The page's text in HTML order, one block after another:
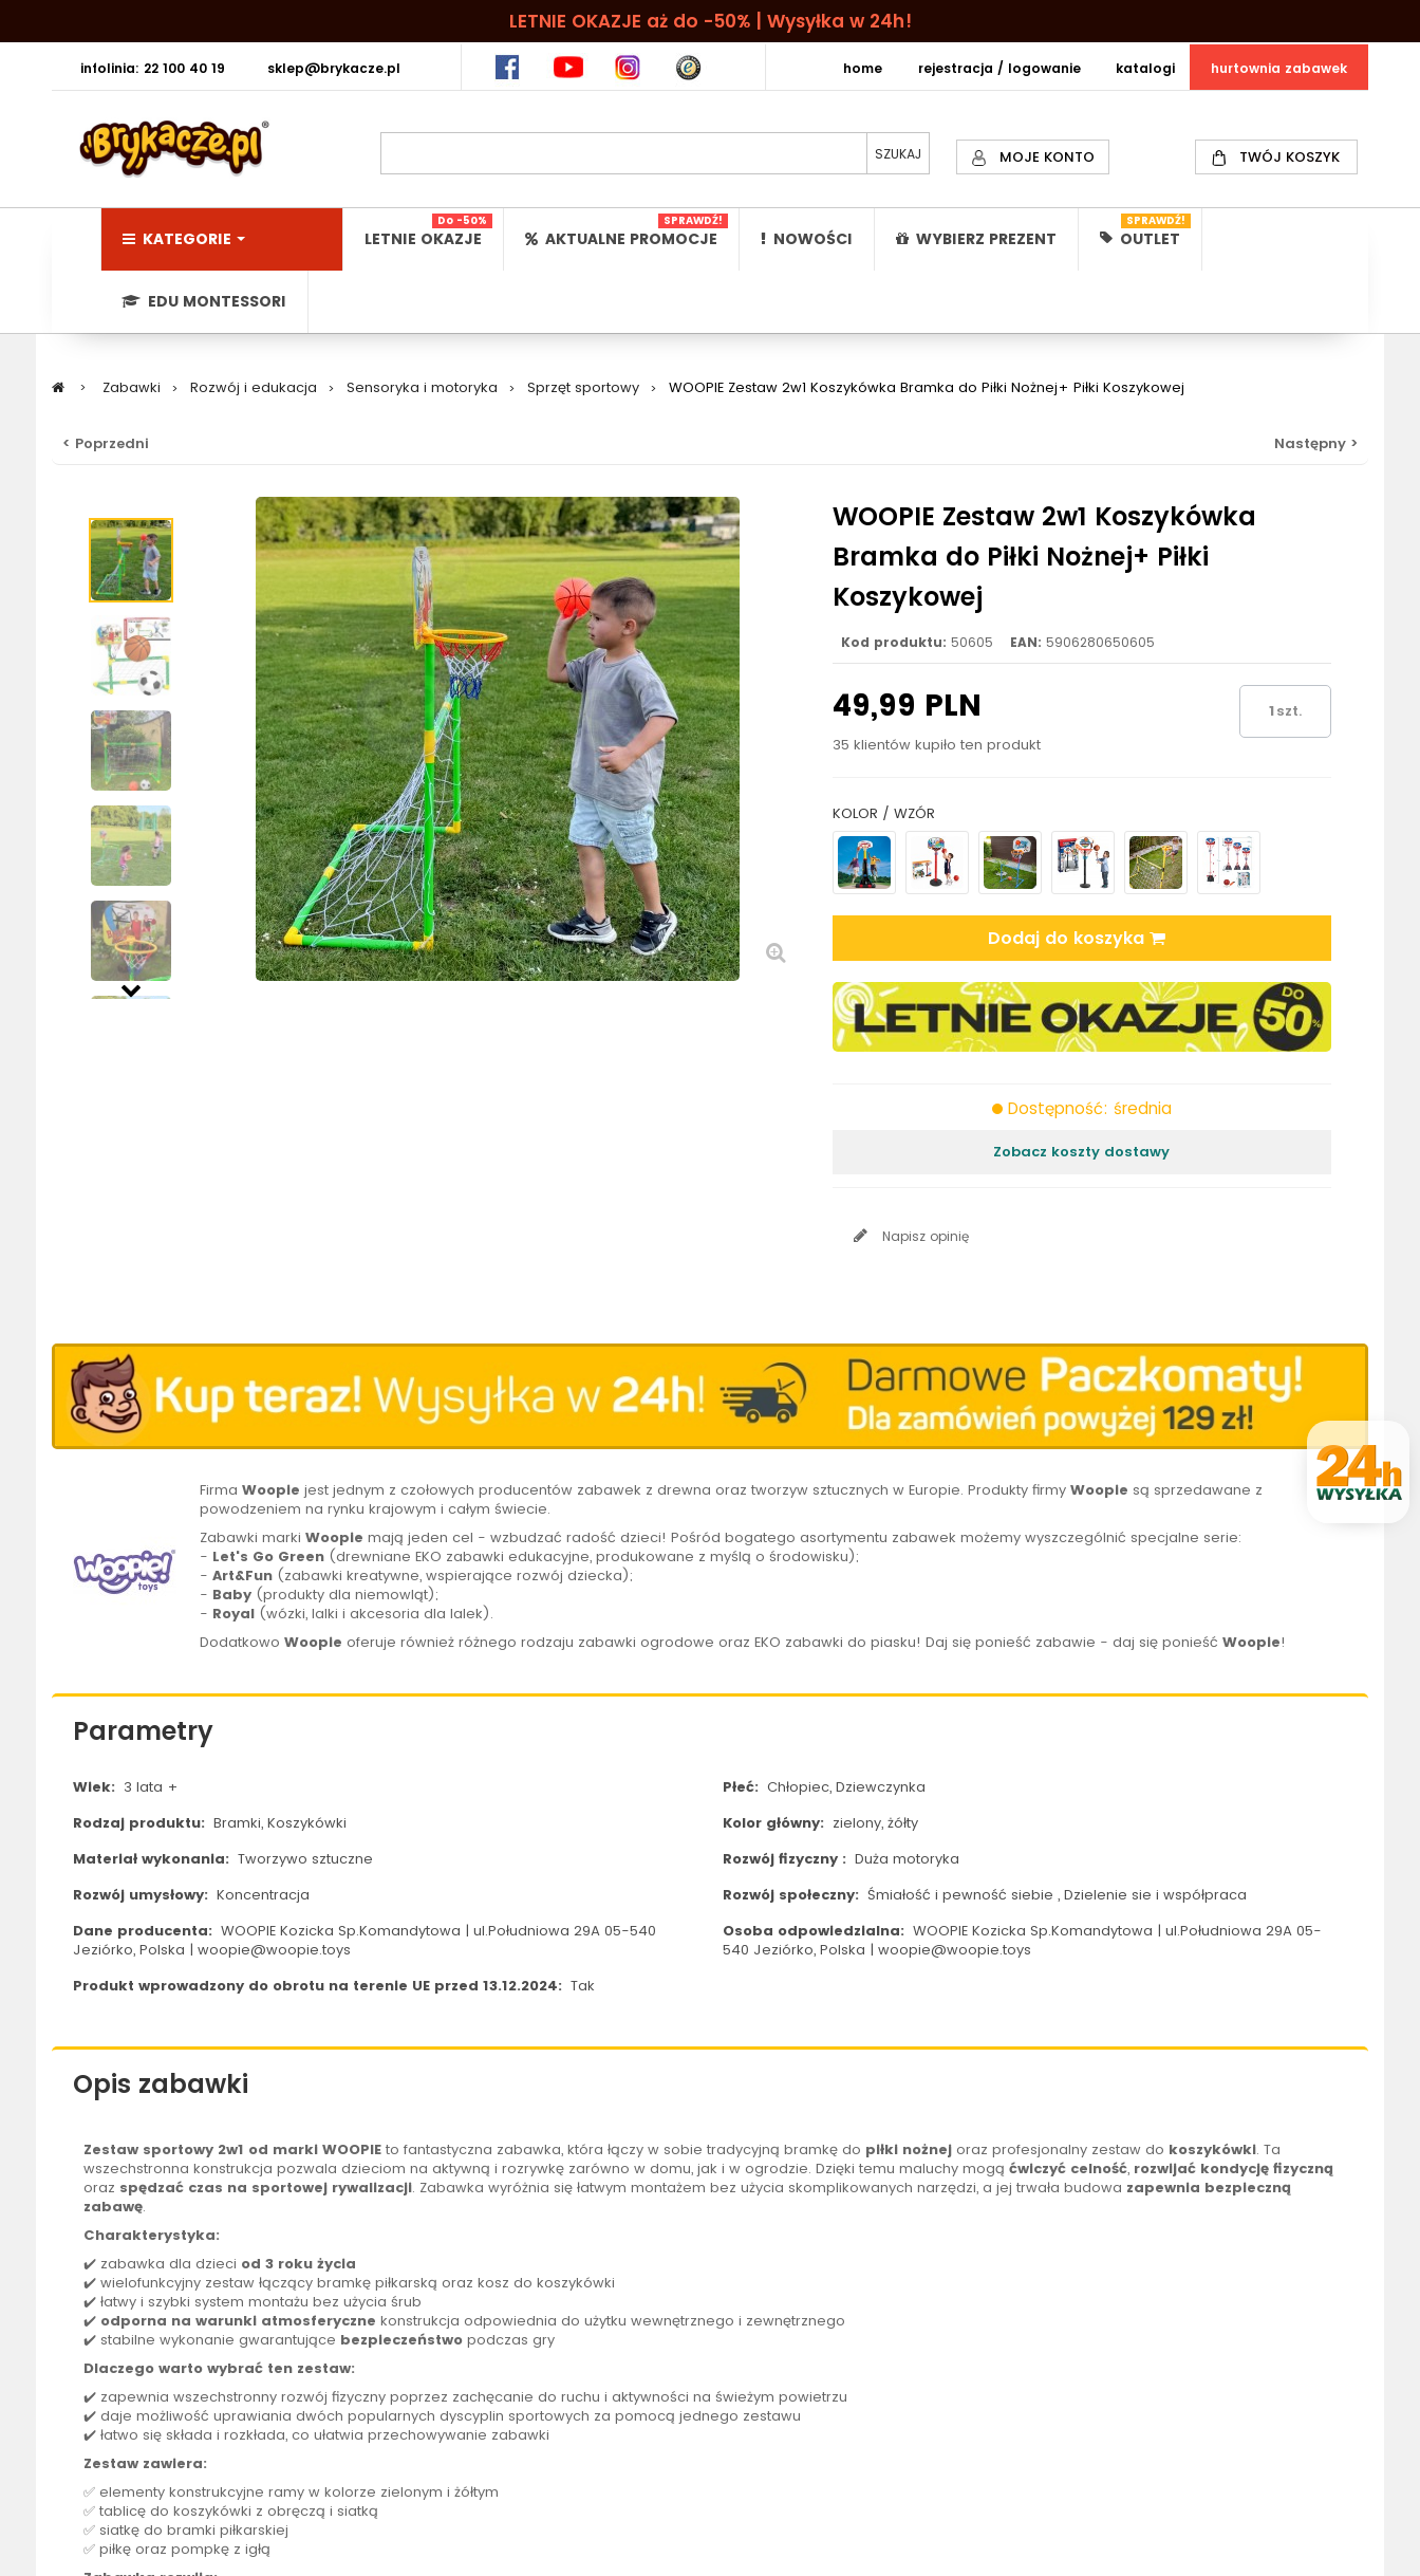
LETNIE OKAZJE aż do -50% | Wysyłka w 24h!
infolinia: 22 100 40 19 sklep@brykacze.pl hurtownia zabawek
katalogi
rejestracja / logowanie
home
MOJE KONTO TWÓJ KOSZYK
KATEGORIE LETNIE OKAZJE
Do -50%
AKTUALNE PROMOCJE
SPRAWDŹ!
NOWOŚCI WYBIERZ PREZENT OUTLET
SPRAWDŹ!
EDU MONTESSORI
> Zabawki > Rozwój i edukacja > Sensoryka i motoryka > Sprzęt sportowy > WOOPIE Zestaw 2w1 Koszykówka Bramka do Piłki Nożnej+ Piłki Koszykowej
< Poprzedni Następny >
WOOPIE Zestaw 2w1 Koszykówka
Bramka do Piłki Nożnej+ Piłki
Koszykowej
Kod produktu: 50605 EAN: 5906280650605
49,99 PLN
35 klientów kupiło ten produkt
szt.
KOLOR / WZÓR
Dodaj do koszyka
Dostępność: średnia
Zobacz koszty dostawy
Napisz opinię
FirmaWoopiejest jednym z czołowych producentów zabawek z drewna oraz tworzyw sztucznych w Europie. Produkty firmyWoopie są sprzedawane z
powodzeniem na rynku krajowym i całym świecie.
Zabawki markiWoopie mają jeden cel - wzbudzać radość dzieci! Pośród bogatego asortymentu zabawek możemy wyszczególnić specjalne serie:
- Let's Go Green (drewniane EKO zabawki edukacyjne, produkowane z myślą o środowisku);
-Art&Fun (zabawki kreatywne, wspierające rozwój dziecka);
- Baby (produkty dla niemowląt);
- Royal (wózki, lalki i akcesoria dla lalek).
DodatkowoWoopie oferuje również różnego rodzaju zabawki ogrodowe oraz EKO zabawki do piasku! Daj się ponieść zabawie - daj się ponieśćWoopie!
Parametry
Wiek: 3 lata + Płeć: Chłopiec, Dziewczynka
Rodzaj produktu: Bramki, Koszykówki Kolor główny: zielony, żółty
Materiał wykonania: Tworzywo sztuczne Rozwój fizyczny : Duża motoryka
Rozwój umysłowy: Koncentracja Rozwój społeczny: Śmiałość i pewność siebie , Dzielenie sie i współpraca
Dane producenta: WOOPIE Kozicka Sp.Komandytowa | ul.Południowa 29A 05-540
Jeziórko, Polska | woopie@woopie.toys
Osoba odpowiedzialna: WOOPIE Kozicka Sp.Komandytowa | ul.Południowa 29A 05-
540 Jeziórko, Polska | woopie@woopie.toys
Produkt wprowadzony do obrotu na terenie UE przed 13.12.2024: Tak
Opis zabawki
Zestaw sportowy 2w1 od marki WOOPIEto fantastyczna zabawka, która łączy w sobie tradycyjną bramkę do piłki nożnejoraz profesjonalny zestaw do koszykówki. Ta
wszechstronna konstrukcja pozwala dzieciom na aktywną i rozrywkę zarówno w domu, jak i w ogrodzie. Dzięki temu maluchy mogą ćwiczyć celność, rozwijać kondycję fizyczną
oraz spędzać czas na sportowej rywalizacji. Zabawka wyróżnia się łatwym montażem bez użycia skomplikowanych narzędzi, a jej trwała budowa zapewnia bezpieczną
zabawę.
Charakterystyka:
✔️ zabawka dla dzieci od 3 roku życia
✔️ wielofunkcyjny zestaw łączący bramkę piłkarską oraz kosz do koszykówki
✔️ łatwy i szybki system montażu bez użycia śrub
✔️ odporna na warunki atmosferyczne konstrukcja odpowiednia do użytku wewnętrznego i zewnętrznego
✔️ stabilne wykonanie gwarantujące bezpieczeństwopodczas gry
Dlaczego warto wybrać ten zestaw:
✔️ zapewnia wszechstronny rozwój fizyczny poprzez zachęcanie do ruchu i aktywności na świeżym powietrzu
✔️ daje możliwość uprawiania dwóch popularnych dyscyplin sportowych za pomocą jednego zestawu
✔️ łatwo się składa i rozkłada, co ułatwia przechowywanie zabawki
Zestaw zawiera:
✅ elementy konstrukcyjne ramy w kolorze zielonym i żółtym
✅ tablicędo koszykówki z obręczą i siatką
✅ siatkę do bramki piłkarskiej
✅ piłkę oraz pompkę z igłą